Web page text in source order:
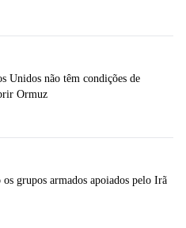
Unidos não têm condições de
Ormuz
os grupos armados apoiados pelo Irã